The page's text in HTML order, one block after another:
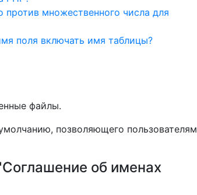
против множественного числа для
поля включать имя таблицы?
файлы.
позволяющего пользователям
об именах